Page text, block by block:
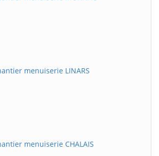
menuiserie LINARS
menuiserie CHALAIS